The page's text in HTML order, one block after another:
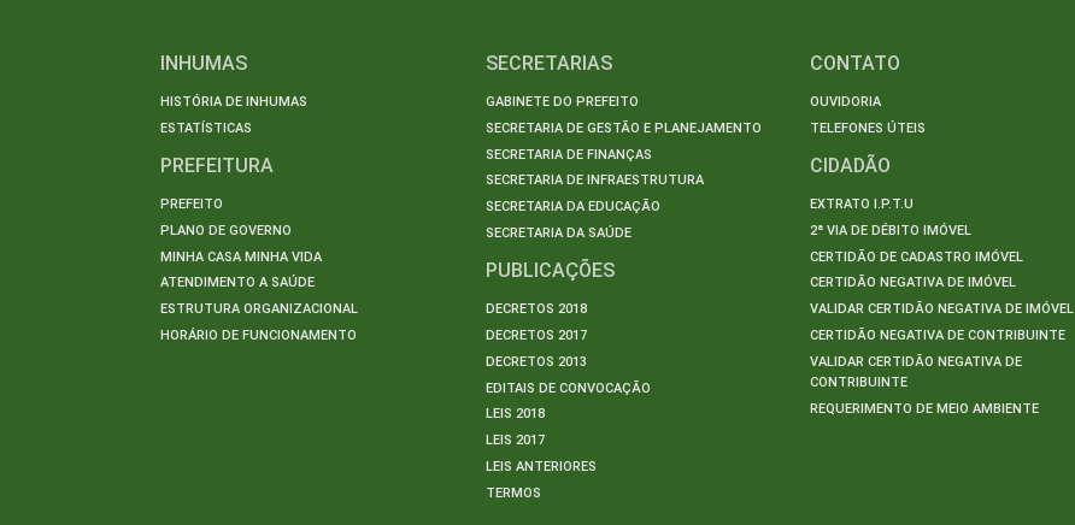
INHUMAS
HISTÓRIA DE INHUMAS
ESTATÍSTICAS
PREFEITURA
PREFEITO
PLANO DE GOVERNO
MINHA CASA MINHA VIDA
ATENDIMENTO A SAÚDE
ESTRUTURA ORGANIZACIONAL
HORÁRIO DE FUNCIONAMENTO
SECRETARIAS
GABINETE DO PREFEITO
SECRETARIA DE GESTÃO E PLANEJAMENTO
SECRETARIA DE FINANÇAS
SECRETARIA DE INFRAESTRUTURA
SECRETARIA DA EDUCAÇÃO
SECRETARIA DA SAÚDE
PUBLICAÇÕES
DECRETOS 2018
DECRETOS 2017
DECRETOS 2013
EDITAIS DE CONVOCAÇÃO
LEIS 2018
LEIS 2017
LEIS ANTERIORES
TERMOS
CONTATO
OUVIDORIA
TELEFONES ÚTEIS
CIDADÃO
EXTRATO I.P.T.U
2ª VIA DE DÉBITO IMÓVEL
CERTIDÃO DE CADASTRO IMÓVEL
CERTIDÃO NEGATIVA DE IMÓVEL
VALIDAR CERTIDÃO NEGATIVA DE IMÓVEL
CERTIDÃO NEGATIVA DE CONTRIBUINTE
VALIDAR CERTIDÃO NEGATIVA DE
CONTRIBUINTE
REQUERIMENTO DE MEIO AMBIENTE